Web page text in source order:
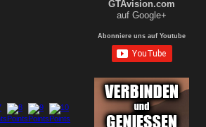
GTAvision.com
auf Google+
Abonniere uns auf Youtube